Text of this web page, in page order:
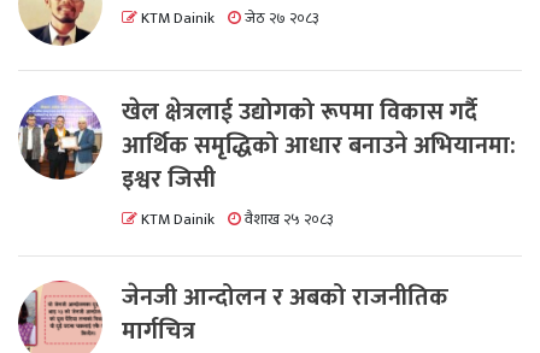
KTM Dainik जेठ २७ २०८३
खेल क्षेत्रलाई उद्योगको रूपमा विकास गर्दै
आर्थिक समृद्धिको आधार बनाउने अभियानमा:
इश्वर जिसी
KTM Dainik वैशाख २५ २०८३
जेनजी आन्दोलन र अबको राजनीतिक
मार्गचित्र